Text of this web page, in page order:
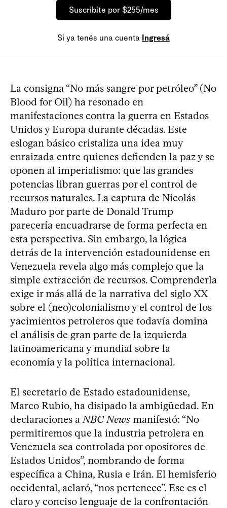
Suscribite por $255/mes
Si ya tenés una cuenta Ingresá
La consigna “No más sangre por petróleo” (No
Blood for Oil) ha resonado en
manifestaciones contra la guerra en Estados
Unidos y Europa durante décadas. Este
eslogan básico cristaliza una idea muy
enraizada entre quienes defienden la paz y se
oponen al imperialismo: que las grandes
potencias libran guerras por el control de
recursos naturales. La captura de Nicolás
Maduro por parte de Donald Trump
parecería encuadrarse de forma perfecta en
esta perspectiva. Sin embargo, la lógica
detrás de la intervención estadounidense en
Venezuela revela algo más complejo que la
simple extracción de recursos. Comprenderla
exige ir más allá de la narrativa del siglo XX
sobre el (neo)colonialismo y el control de los
yacimientos petroleros que todavía domina
el análisis de gran parte de la izquierda
latinoamericana y mundial sobre la
economía y la política internacional.
El secretario de Estado estadounidense,
Marco Rubio, ha disipado la ambigüedad. En
declaraciones aNBC News manifestó: “No
permitiremos que la industria petrolera en
Venezuela sea controlada por opositores de
Estados Unidos”, nombrando de forma
específica a China, Rusia e Irán. El hemisferio
occidental, aclaró, “nos pertenece”. Ese es el
claro y conciso lenguaje de la confrontación